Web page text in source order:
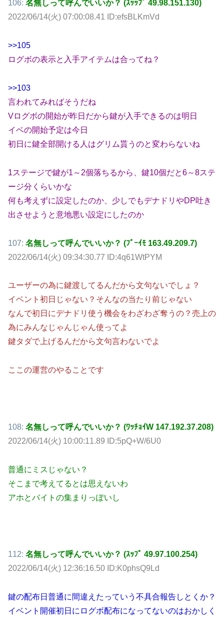
106: 名無しって呼んでいいか？ (ｽｯｯﾌﾟ 49.98.151.130)
2022/06/14(火) 07:00:08.41 ID:efsBLKmVd
>>105
ログボの表示と入手アイテムは合ってね？
>>103
言われてみればそうだね
Vログボの開始が昨日だから鍵が入手できるのは明日
イベの開始予定は今日
初日に鍵全部開ける人はグリム貰うのと変わらないね
1ステージで鍵が1～2個落ちるから、鍵10個だと6～8ステ
ージ分くらいかな
何も考えずに設定したのか、少しでもデナドリやDP吐き
出させようと意地悪い設定にしたのか
107: 名無しって呼んでいいか？ (ﾌﾞｰｲﾓ 163.49.209.7)
2022/06/14(火) 09:34:30.77 ID:4q61WtPYM
ユーザーの為に鍵渡してるんだから文句ないでしょ？
イベント初日じゃない？そんなの当たり前じゃない
なんで初日にデナドリ使う機会をわざわざ奪うの？売上の
為にみんなじゃんじゃん使ってよ
鍵タダで上げるんだから文句言わないでよ
ここの運営のやることです
108: 名無しって呼んでいいか？ (ﾜｯﾁｮｲW 147.192.37.208)
2022/06/14(火) 10:00:11.89 ID:5pQ+W/6U0
普通にミスじゃない？
そこまで考えてるとは思えないわ
アホとバイトの集まりっぽいし
112: 名無しって呼んでいいか？ (ｽｯﾌﾟ 49.97.100.254)
2022/06/14(火) 12:36:16.50 ID:K0phsQ9Ld
鍵の配布日普通に間違えたっていう不具合報告しとくか？
イベント開催初日にログボ配布になってないのはおかしく